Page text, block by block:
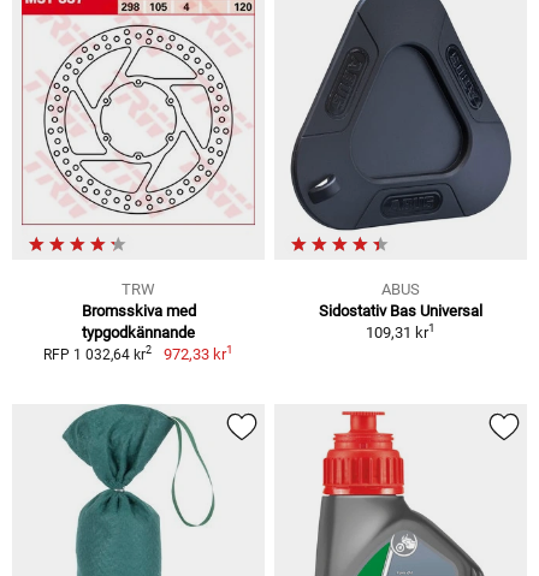
TRW
Bromsskiva med
typgodkännande
RFP 1 032,64 kr2 972,33 kr1
ABUS
Sidostativ Bas Universal
109,31 kr1